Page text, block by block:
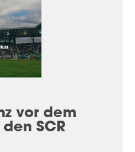
vor dem
SCR